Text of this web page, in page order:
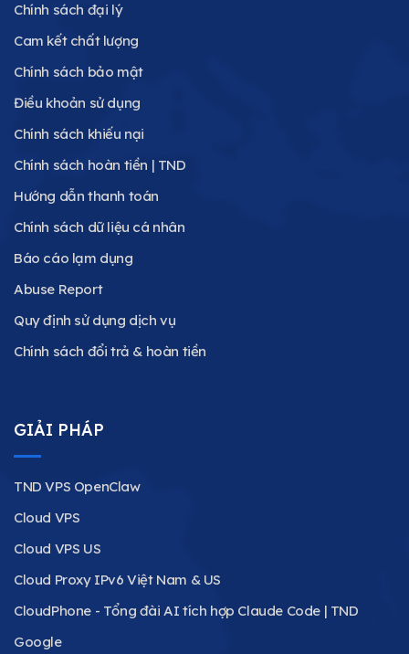
Chính sách đại lý
Cam kết chất lượng
Chính sách bảo mật
Điều khoản sử dụng
Chính sách khiếu nại
Chính sách hoàn tiền | TND
Hướng dẫn thanh toán
Chính sách dữ liệu cá nhân
Báo cáo lạm dụng
Abuse Report
Quy định sử dụng dịch vụ
Chính sách đổi trả & hoàn tiền
GIẢI PHÁP
TND VPS OpenClaw
Cloud VPS
Cloud VPS US
Cloud Proxy IPv6 Việt Nam & US
CloudPhone - Tổng đài AI tích hợp Claude Code | TND
Google